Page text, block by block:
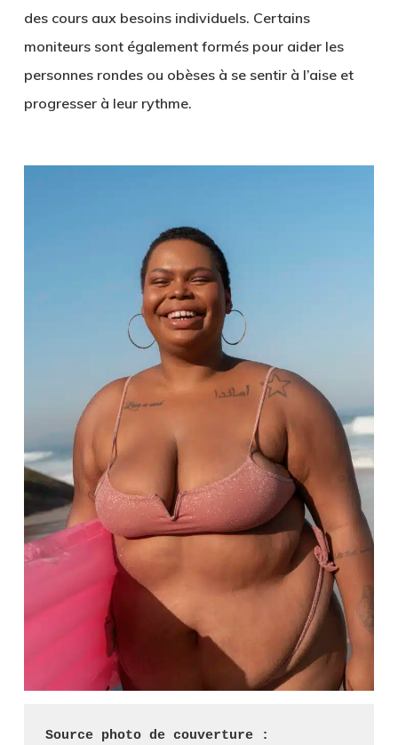
des cours aux besoins individuels. Certains
moniteurs sont également formés pour aider les
personnes rondes ou obèses à se sentir à l’aise et
progresser à leur rythme.
Source photo de couverture :